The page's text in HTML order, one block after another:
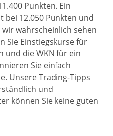
Punkten. Ein
bei 12.050 Punkten und
wahrscheinlich sehen
Sie Einstiegskurse für
und die WKN für ein
Sie einfach
Unsere Trading-Tipps
und
können Sie keine guten